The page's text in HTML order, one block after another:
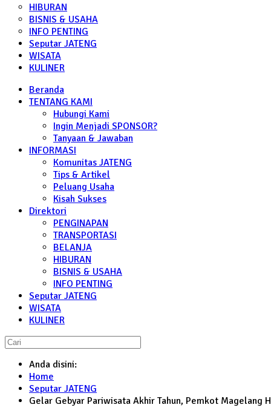
HIBURAN
BISNIS & USAHA
INFO PENTING
Seputar JATENG
WISATA
KULINER
Beranda
TENTANG KAMI
Hubungi Kami
Ingin Menjadi SPONSOR?
Tanyaan & Jawaban
INFORMASI
Komunitas JATENG
Tips & Artikel
Peluang Usaha
Kisah Sukses
Direktori
PENGINAPAN
TRANSPORTASI
BELANJA
HIBURAN
BISNIS & USAHA
INFO PENTING
Seputar JATENG
WISATA
KULINER
Anda disini:
Home
Seputar JATENG
Gelar Gebyar Pariwisata Akhir Tahun, Pemkot Magelang